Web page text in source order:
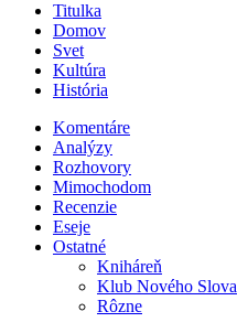
Titulka
Domov
Svet
Kultúra
História
Komentáre
Analýzy
Rozhovory
Mimochodom
Recenzie
Eseje
Ostatné
Kniháreň
Klub Nového Slova
Rôzne